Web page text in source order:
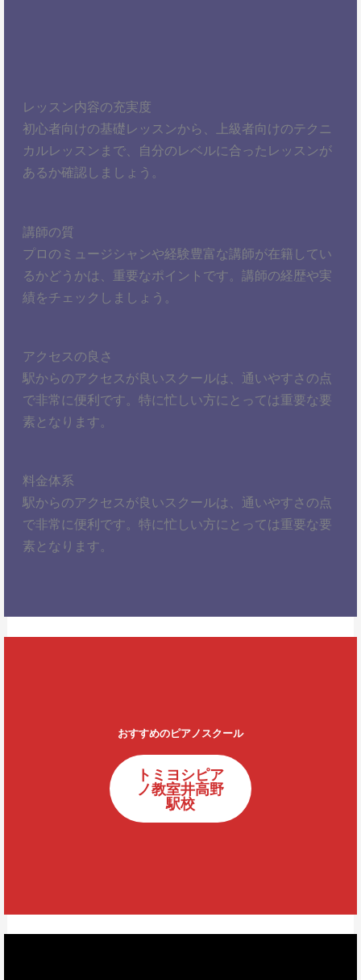
レッスン内容の充実度
初心者向けの基礎レッスンから、上級者向けのテクニ
カルレッスンまで、自分のレベルに合ったレッスンが
あるか確認しましょう。
講師の質
プロのミュージシャンや経験豊富な講師が在籍してい
るかどうかは、重要なポイントです。講師の経歴や実
績をチェックしましょう。
アクセスの良さ
駅からのアクセスが良いスクールは、通いやすさの点
で非常に便利です。特に忙しい方にとっては重要な要
素となります。
料金体系
駅からのアクセスが良いスクールは、通いやすさの点
で非常に便利です。特に忙しい方にとっては重要な要
素となります。
おすすめのピアノスクール
トミヨシピア
ノ教室井高野
駅校